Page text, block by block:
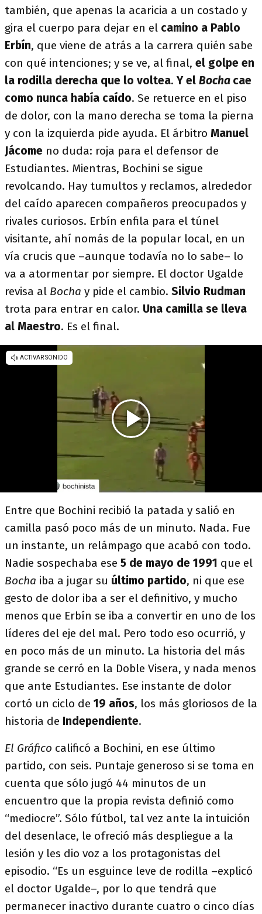
también, que apenas la acaricia a un costado y
gira el cuerpo para dejar en el camino a Pablo
Erbín, que viene de atrás a la carrera quién sabe
con qué intenciones; y se ve, al final, el golpe en
la rodilla derecha que lo voltea. Y el Bocha cae
como nunca había caído. Se retuerce en el piso
de dolor, con la mano derecha se toma la pierna
y con la izquierda pide ayuda. El árbitro Manuel
Jácome no duda: roja para el defensor de
Estudiantes. Mientras, Bochini se sigue
revolcando. Hay tumultos y reclamos, alrededor
del caído aparecen compañeros preocupados y
rivales curiosos. Erbín enfila para el túnel
visitante, ahí nomás de la popular local, en un
vía crucis que –aunque todavía no lo sabe– lo
va a atormentar por siempre. El doctor Ugalde
revisa al Bocha y pide el cambio. Silvio Rudman
trota para entrar en calor. Una camilla se lleva
al Maestro. Es el final.
Entre que Bochini recibió la patada y salió en
camilla pasó poco más de un minuto. Nada. Fue
un instante, un relámpago que acabó con todo.
Nadie sospechaba ese 5 de mayo de 1991 que el
Bocha iba a jugar su último partido, ni que ese
gesto de dolor iba a ser el definitivo, y mucho
menos que Erbín se iba a convertir en uno de los
líderes del eje del mal. Pero todo eso ocurrió, y
en poco más de un minuto. La historia del más
grande se cerró en la Doble Visera, y nada menos
que ante Estudiantes. Ese instante de dolor
cortó un ciclo de 19 años, los más gloriosos de la
historia de Independiente.
El Gráfico calificó a Bochini, en ese último
partido, con seis. Puntaje generoso si se toma en
cuenta que sólo jugó 44 minutos de un
encuentro que la propia revista definió como
“mediocre”. Sólo fútbol, tal vez ante la intuición
del desenlace, le ofreció más despliegue a la
lesión y les dio voz a los protagonistas del
episodio. “Es un esguince leve de rodilla –explicó
el doctor Ugalde–, por lo que tendrá que
permanecer inactivo durante cuatro o cinco días